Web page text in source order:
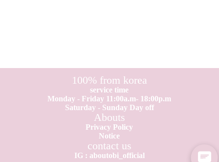
100% from korea
service time
Monday - Friday 11:00a.m- 18:00p.m
Saturday - Sunday Day off
Abouts
Privacy Policy
Notice
contact us
IG : aboutobi_official